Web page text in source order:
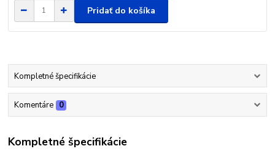
Pridať do košíka
Kompletné špecifikácie
Komentáre 0
Kompletné špecifikácie